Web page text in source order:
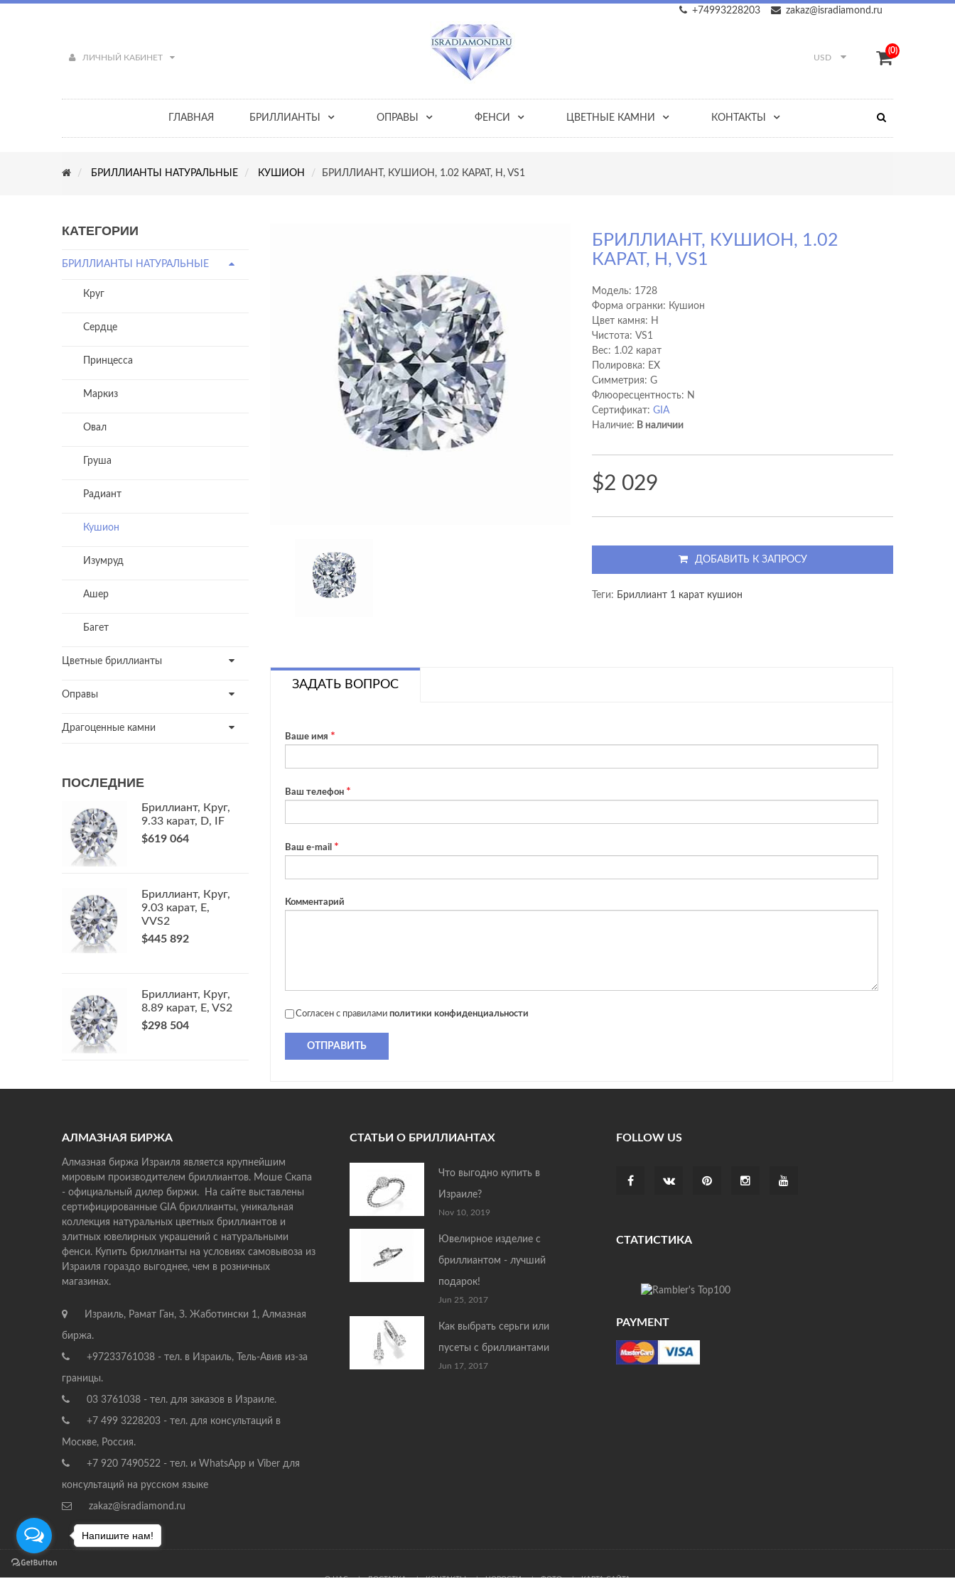
zakaz@isradiamond.ru
+74993228203
ЛИЧНЫЙ КАБИНЕТ USD
(0)
ГЛАВНАЯ БРИЛЛИАНТЫ ОПРАВЫ ФЕНСИ ЦВЕТНЫЕ КАМНИ КОНТАКТЫ
БРИЛЛИАНТЫ НАТУРАЛЬНЫЕ КУШИОН БРИЛЛИАНТ, КУШИОН, 1.02 КАРАТ, H, VS1
КАТЕГОРИИ
БРИЛЛИАНТЫ НАТУРАЛЬНЫЕ
Круг
Сердце
Принцесса
Маркиз
Овал
Груша
Радиант
Кушион
Изумруд
Ашер
Багет
Цветные бриллианты
Оправы
Драгоценные камни
ПОСЛЕДНИЕ
Бриллиант, Круг,
9.33 карат, D, IF
$619 064
Бриллиант, Круг,
9.03 карат, E,
VVS2
$445 892
Бриллиант, Круг,
8.89 карат, E, VS2
$298 504
БРИЛЛИАНТ, КУШИОН, 1.02
КАРАТ, H, VS1
Модель: 1728
Форма огранки: Кушион
Цвет камня: H
Чистота: VS1
Вес: 1.02 карат
Полировка: EX
Cимметрия: G
Флюоресцентность: N
Сертификат:GIA
Наличие: В наличии
$2 029
ДОБАВИТЬ К ЗАПРОСУ
Теги: Бриллиант 1 карат кушион
ЗАДАТЬ ВОПРОС
Ваше имя
Ваш телефон
Ваш e-mail
Комментарий
Согласен с правилами политики конфиденциальности
ОТПРАВИТЬ
АЛМАЗНАЯ БИРЖА
Алмазная биржа Израиля является крупнейшим
мировым производителем бриллиантов. Моше Скапа
- официальный дилер биржи. На сайте выставлены
сертифицированные GIA бриллианты, уникальная
коллекция натуральных цветных бриллиантов и
элитных ювелирных украшений с натуральными
фенси. Купить бриллианты на условиях самовывоза из
Израиля гораздо выгоднее, чем в розничных
магазинах.
Израиль, Рамат Ган, З. Жаботински 1, Алмазная
биржа.
+97233761038 - тел. в Израиль, Тель-Авив из-за
границы.
03 3761038 - тел. для заказов в Израиле.
+7 499 3228203 - тел. для консультаций в
Москве, Россия.
+7 920 7490522 - тел. и WhatsApp и Viber для
консультаций на русском языке
zakaz@isradiamond.ru
СТАТЬИ О БРИЛЛИАНТАХ
Что выгодно купить в
Израиле?
Nov 10, 2019
Ювелирное изделие с
бриллиантом - лучший
подарок!
Jun 25, 2017
Как выбрать серьги или
пусеты с бриллиантами
Jun 17, 2017
FOLLOW US
СТАТИСТИКА
PAYMENT
О НАС ДОСТАВКА КОНТАКТЫ НОВОСТИ ФОТО КАРТА САЙТА
Напишите нам!